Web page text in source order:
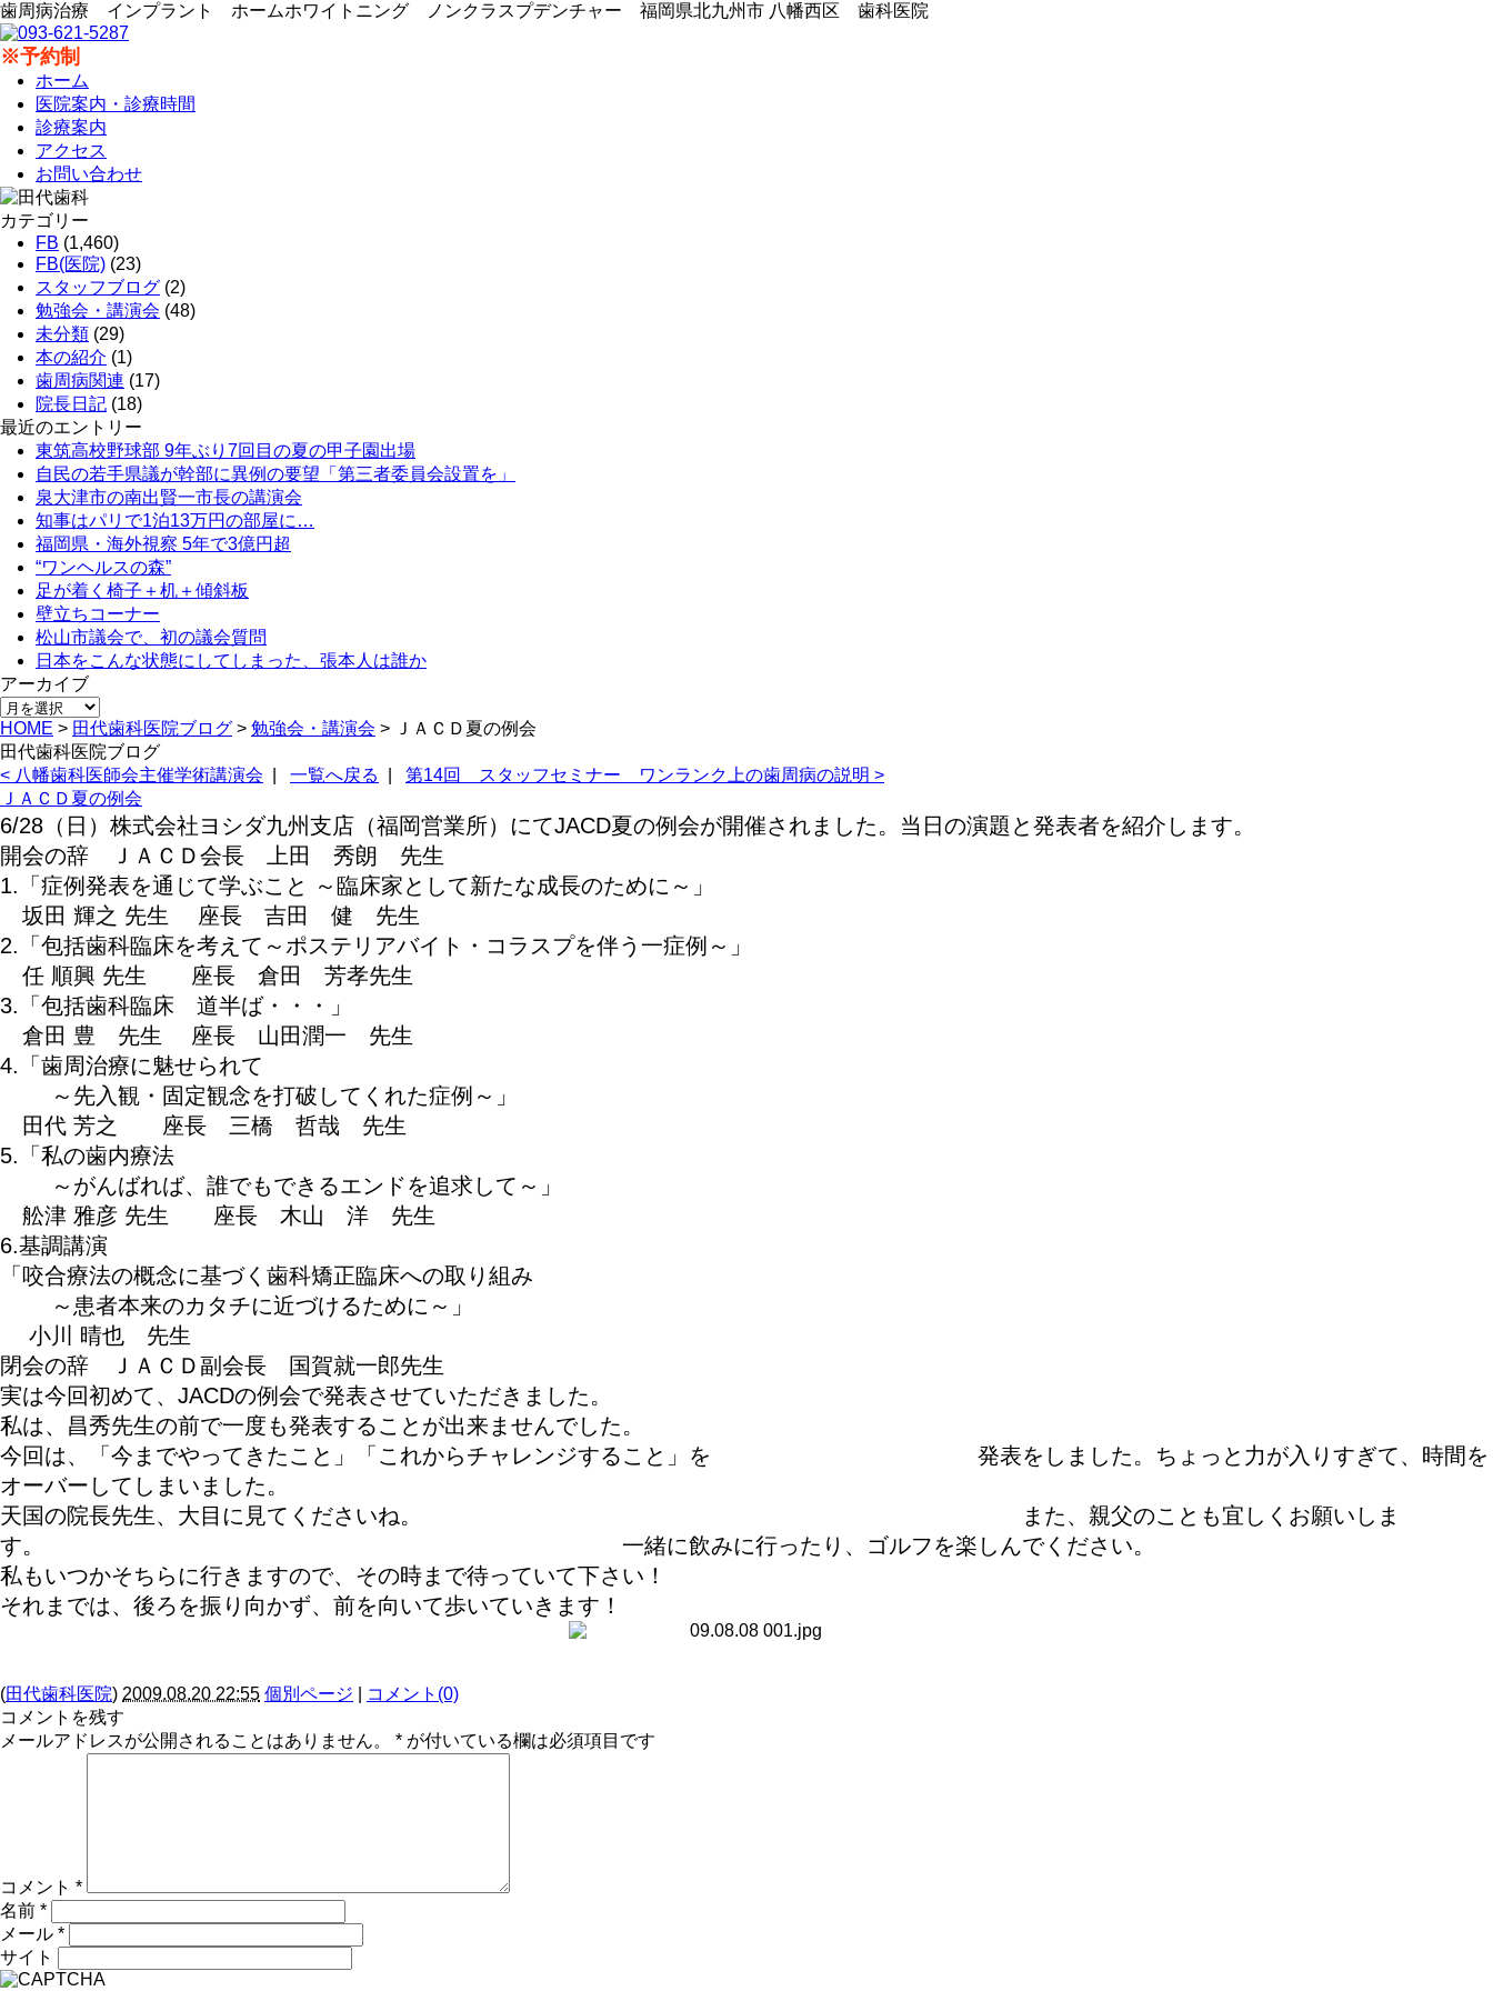
歯周病治療 インプラント ホームホワイトニング ノンクラスプデンチャー 福岡県北九州市 八幡西区 歯科医院
※予約制
ホーム
医院案内・診療時間
診療案内
アクセス
お問い合わせ
カテゴリー
FB (1,460)
FB(医院) (23)
スタッフブログ (2)
勉強会・講演会 (48)
未分類 (29)
本の紹介 (1)
歯周病関連 (17)
院長日記 (18)
最近のエントリー
東筑高校野球部 9年ぶり7回目の夏の甲子園出場
自民の若手県議が幹部に異例の要望「第三者委員会設置を」
泉大津市の南出賢一市長の講演会
知事はパリで1泊13万円の部屋に…
福岡県・海外視察 5年で3億円超
“ワンヘルスの森”
足が着く椅子＋机＋傾斜板
壁立ちコーナー
松山市議会で、初の議会質問
日本をこんな状態にしてしまった、張本人は誰か
アーカイブ
アー
カ
イ
ブ
HOME > 田代歯科医院ブログ > 勉強会・講演会 >
ＪＡＣＤ夏の例会
田代歯科医院ブログ
< 八幡歯科医師会主催学術講演会
一覧へ戻る
第14回 スタッフセミナー ワンランク上の歯周病の説明 >
ＪＡＣＤ夏の例会
6/28（日）株式会社ヨシダ九州支店（福岡営業所）にてJACD夏の例会が開催されました。当日の演題と発表者を紹介します。
開会の辞 ＪＡＣＤ会長 上田 秀朗 先生
1.「症例発表を通じて学ぶこと ～臨床家として新たな成長のために～」
坂田 輝之 先生 座長 吉田 健 先生
2.「包括歯科臨床を考えて～ポステリアバイト・コラスプを伴う一症例～」
任 順興 先生 座長 倉田 芳孝先生
3.「包括歯科臨床 道半ば・・・」
倉田 豊 先生 座長 山田潤一 先生
4.「歯周治療に魅せられて
～先入観・固定観念を打破してくれた症例～」
田代 芳之 座長 三橋 哲哉 先生
5.「私の歯内療法
～がんばれば、誰でもできるエンドを追求して～」
舩津 雅彦 先生 座長 木山 洋 先生
6.基調講演
「咬合療法の概念に基づく歯科矯正臨床への取り組み
～患者本来のカタチに近づけるために～」
小川 晴也 先生
閉会の辞 ＪＡＣＤ副会長 国賀就一郎先生
実は今回初めて、JACDの例会で発表させていただきました。
私は、昌秀先生の前で一度も発表することが出来ませんでした。
今回は、「今までやってきたこと」「これからチャレンジすること」を 発表をしました。ちょっと力が入りすぎて、時間を
オーバーしてしまいました。
天国の院長先生、大目に見てくださいね。 また、親父のことも宜しくお願いしま
す。 一緒に飲みに行ったり、ゴルフを楽しんでください。
私もいつかそちらに行きますので、その時まで待っていて下さい！
それまでは、後ろを振り向かず、前を向いて歩いていきます！
(田代歯科医院) 2009.08.20 22:55 個別ページ
コメント(0)
コメントを残す
メールアドレスが公開されることはありません。
* が付いている欄は必須項目です
コメント *
名前 *
メール *
サイト